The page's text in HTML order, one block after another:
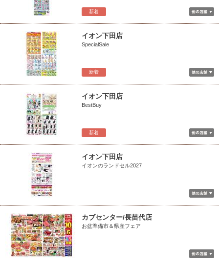
新着
新着
イオン下田店
SpecialSale
新着
イオン下田店
BestBuy
イオン下田店
イオンのランドセル2027
カブセンター/長苗代店
お盆準備市＆県産フェア